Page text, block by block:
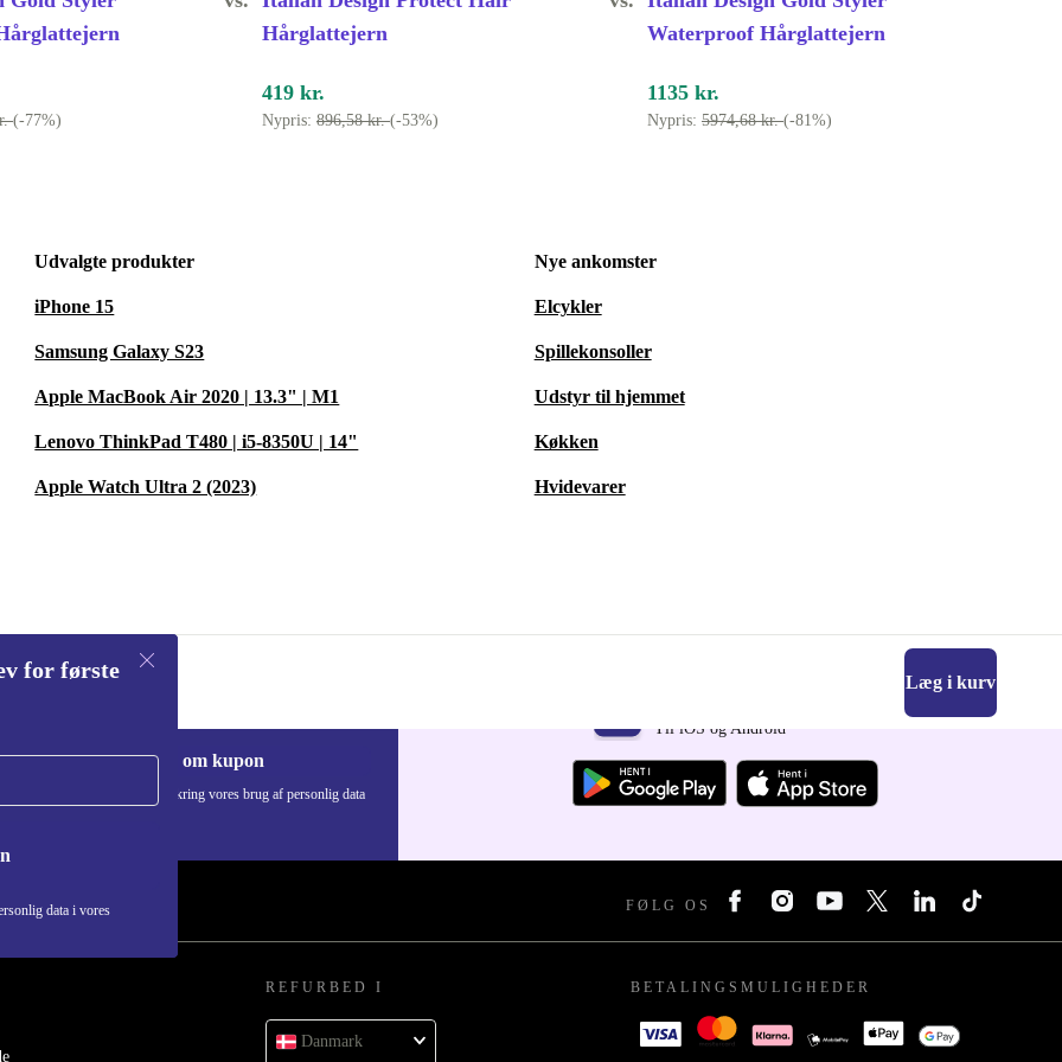
Iron
både i
Hårglattejern
Waterproof Hårglattejern
(-77%)
419 kr.
Nypris: 896,58 kr.(-53%)
1135 kr.
Nypris: 5974,68 kr.(-81%)
Udvalgte produkter
iPhone 15
Samsung Galaxy S23
Apple MacBook Air 2020 | 13.3" | M1
Lenovo ThinkPad T480 | i5-8350U | 14"
Apple Watch Ultra 2 (2023)
Nye ankomster
Elcykler
Spillekonsoller
Udstyr til hjemmet
Køkken
Hvidevarer
Læg i kurv
for første
data i vores
Anmod om kupon
Du kan finde information omkring vores brug af personlig data
Til iOS og Android
FØLG OS
REFURBED I
Danmark
BETALINGSMULIGHEDER